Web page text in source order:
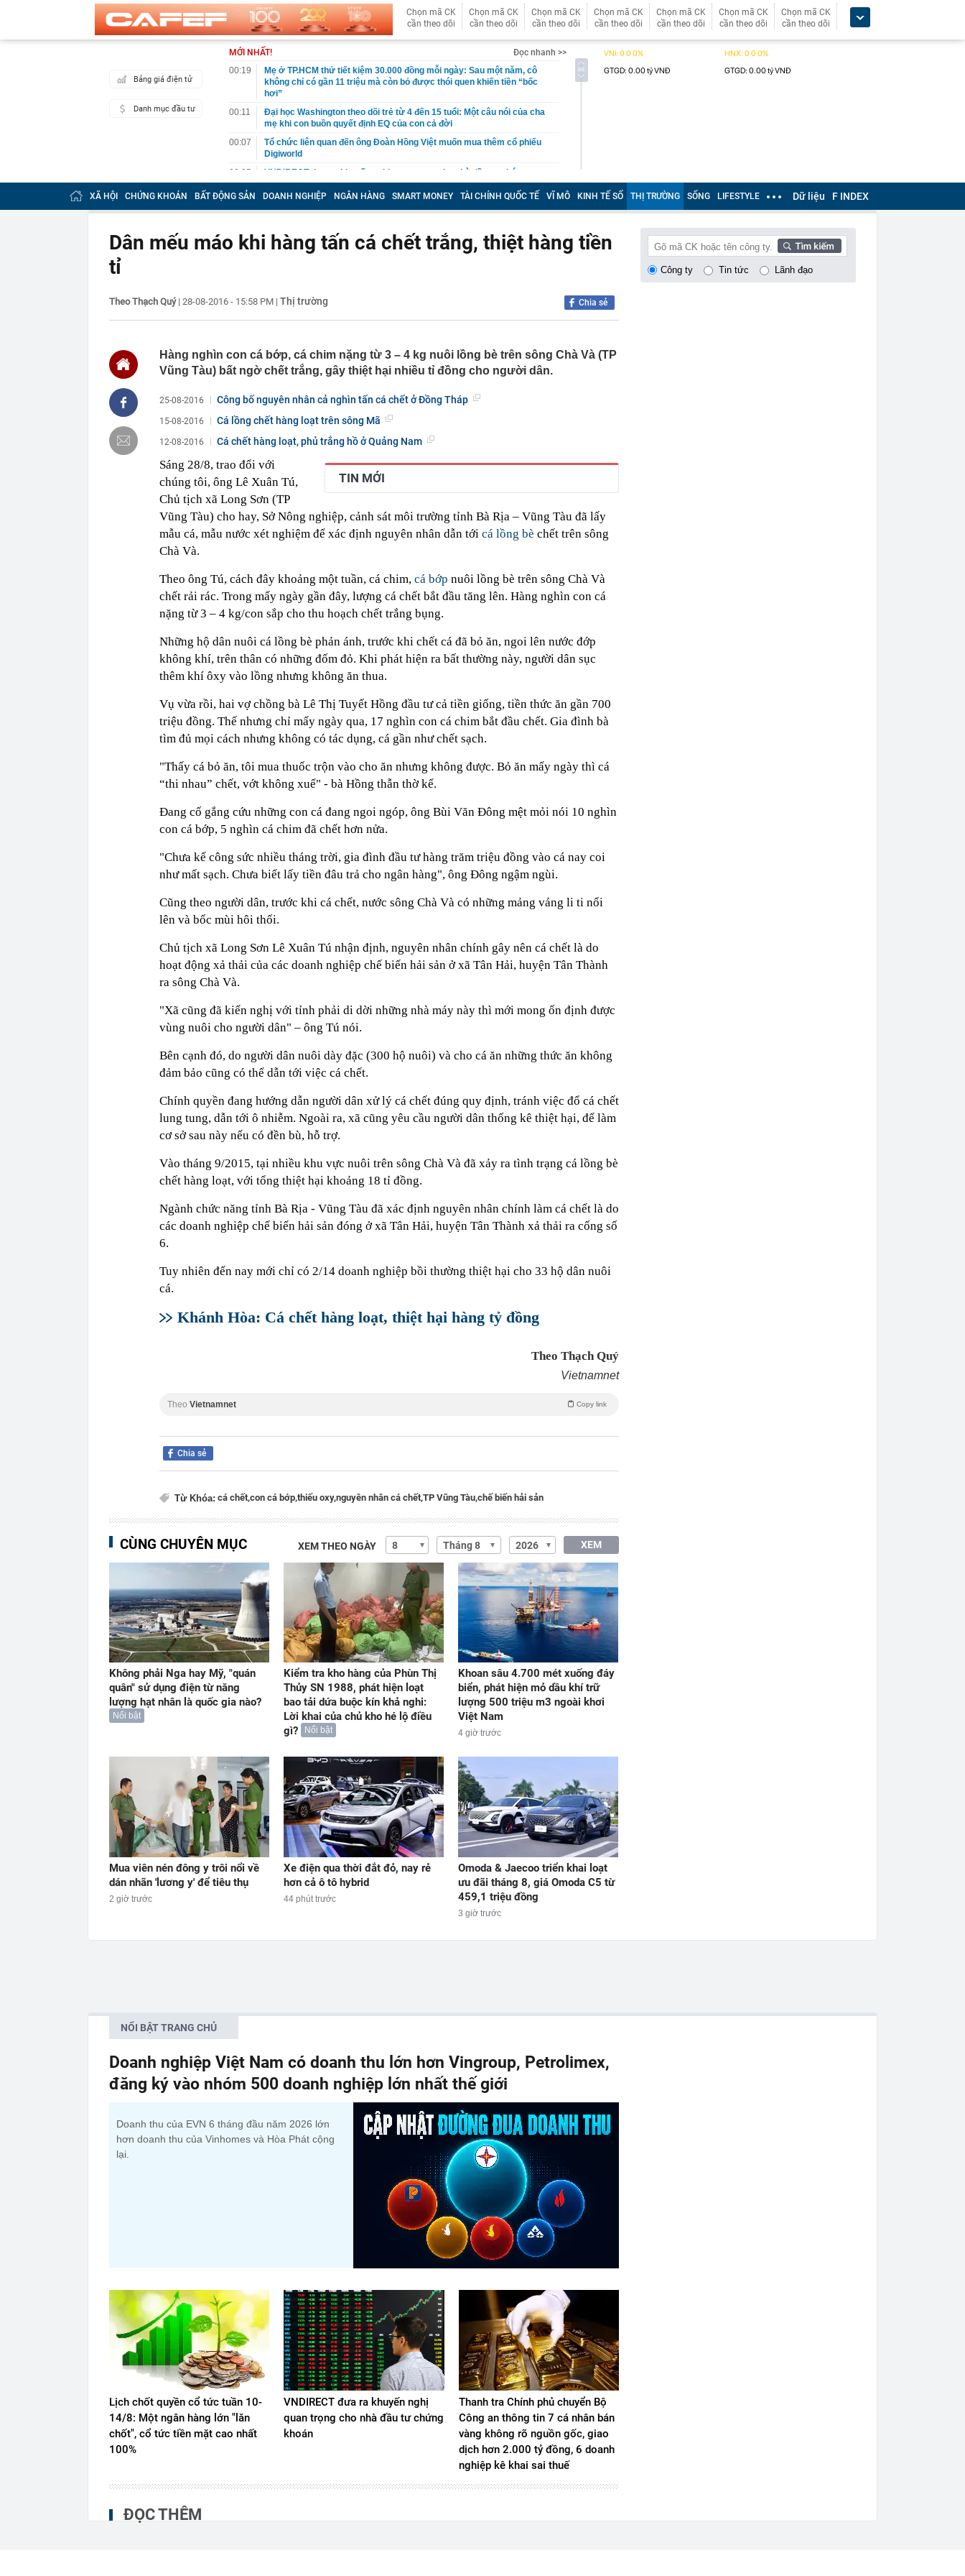
Chọn mã CK
cần theo dõi
Chọn mã CK
cần theo dõi
Chọn mã CK
cần theo dõi
Chọn mã CK
cần theo dõi
Chọn mã CK
cần theo dõi
Chọn mã CK
cần theo dõi
Chọn mã CK
cần theo dõi
Bảng giá điện tử
Danh mục đầu tư
MỚI NHẤT!
Đọc nhanh >>
00:19
Mẹ ở TP.HCM thử tiết kiệm 30.000 đồng mỗi ngày: Sau một năm, cô
không chỉ có gần 11 triệu mà còn bỏ được thói quen khiến tiền “bốc
hơi”
00:11
Đại học Washington theo dõi trẻ từ 4 đến 15 tuổi: Một câu nói của cha
mẹ khi con buồn quyết định EQ của con cả đời
00:07
Tổ chức liên quan đến ông Đoàn Hồng Việt muốn mua thêm cổ phiếu
Digiworld
00:05
VNDIRECT đưa ra khuyến nghị quan trọng cho nhà đầu tư chứng
khoán
Doanh nghiệp Việt Nam có doanh thu lớn hơn Vingroup, Petrolimex,
đăng ký vào nhóm 500 doanh nghiệp lớn nhất thế giới
00:03
Lịch chốt quyền cổ tức tuần 10-14/8: Một ngân hàng lớn "lăn chốt", cổ
tức tiền mặt cao nhất 100%
Công an xác minh giao dịch chuyển khoản 35 triệu đồng tới tài khoản
người phụ nữ SN 1984, thanh niên SN 2000 được mời tới làm việc
Ai sắp đi Thái Lan chú ý: Từ 16/10, sân bay có thể mở vali để kiểm tra
ngay cả khi hành khách không có mặt
23:25
4 vật vào nhà báo hiệu phong thủy rất tốt
23:18
Hoa hậu đẹp nhất nhì Việt Nam và vợ hơn 4 tuổi của Bình Minh "dính
Chất lỏng đen liên tục trồi lên từ nền nhà, gia chủ gọi người kiểm tra rồi
cả khu phố phải sơ tán
23:01
Nam diễn viên 700 tỷ giờ bán cà phê ở phường Hoà Hưng (TP.HCM),
vừa mở quán liền "vỡ trận"
22:59
Bật điều hòa ngủ, người phụ nữ sốt cao liên tục, phổi tổn thương hơn
22:48
Danh tính tên trộm bánh xe ô tô ở khu đô thị Hà Nội
22:42
Cảnh báo các ứng dụng Android có thể âm thầm theo dõi vị trí người
dùng
XÃ HỘI CHỨNG KHOÁN BẤT ĐỘNG SẢN DOANH NGHIỆP NGÂN HÀNG SMART MONEY TÀI CHÍNH QUỐC TẾ VĨ MÔ KINH TẾ SỐ THỊ TRƯỜNG SỐNG LIFESTYLE Dữ liệu F INDEX
Dân mếu máo khi hàng tấn cá chết trắng, thiệt hàng tiền
tỉ
Theo Thạch Quý| 28-08-2016 - 15:58 PM | Thị trường Chia sẻ
Hàng nghìn con cá bớp, cá chim nặng từ 3 – 4 kg nuôi lồng bè trên sông Chà Và (TP
Vũng Tàu) bất ngờ chết trắng, gây thiệt hại nhiều tỉ đồng cho người dân.
25-08-2016 Công bố nguyên nhân cả nghìn tấn cá chết ở Đồng Tháp
15-08-2016 Cá lồng chết hàng loạt trên sông Mã
12-08-2016 Cá chết hàng loạt, phủ trắng hồ ở Quảng Nam
TIN MỚI
Sáng 28/8, trao đổi với
chúng tôi, ông Lê Xuân Tú,
Chủ tịch xã Long Sơn (TP
Vũng Tàu) cho hay, Sở Nông nghiệp, cảnh sát môi trường tỉnh Bà Rịa – Vũng Tàu đã lấy
mẫu cá, mẫu nước xét nghiệm để xác định nguyên nhân dẫn tới cá lồng bè chết trên sông
Chà Và.
Theo ông Tú, cách đây khoảng một tuần, cá chim, cá bớp nuôi lồng bè trên sông Chà Và
chết rải rác. Trong mấy ngày gần đây, lượng cá chết bắt đầu tăng lên. Hàng nghìn con cá
nặng từ 3 – 4 kg/con sắp cho thu hoạch chết trắng bụng.
Những hộ dân nuôi cá lồng bè phản ánh, trước khi chết cá đã bỏ ăn, ngoi lên nước đớp
không khí, trên thân có những đốm đỏ. Khi phát hiện ra bất thường này, người dân sục
thêm khí ôxy vào lồng nhưng không ăn thua.
Vụ vừa rồi, hai vợ chồng bà Lê Thị Tuyết Hồng đầu tư cả tiền giống, tiền thức ăn gần 700
triệu đồng. Thế nhưng chỉ mấy ngày qua, 17 nghìn con cá chim bắt đầu chết. Gia đình bà
tìm đủ mọi cách nhưng không có tác dụng, cá gần như chết sạch.
"Thấy cá bỏ ăn, tôi mua thuốc trộn vào cho ăn nhưng không được. Bỏ ăn mấy ngày thì cá
“thi nhau” chết, vớt không xuể" - bà Hồng thẫn thờ kể.
Đang cố gắng cứu những con cá đang ngoi ngóp, ông Bùi Văn Đông mệt mỏi nói 10 nghìn
con cá bớp, 5 nghìn cá chim đã chết hơn nửa.
"Chưa kể công sức nhiều tháng trời, gia đình đầu tư hàng trăm triệu đồng vào cá nay coi
như mất sạch. Chưa biết lấy tiền đâu trả cho ngân hàng", ông Đông ngậm ngùi.
Cũng theo người dân, trước khi cá chết, nước sông Chà Và có những mảng váng li ti nổi
lên và bốc mùi hôi thối.
Chủ tịch xã Long Sơn Lê Xuân Tú nhận định, nguyên nhân chính gây nên cá chết là do
hoạt động xả thải của các doanh nghiệp chế biến hải sản ở xã Tân Hải, huyện Tân Thành
ra sông Chà Và.
"Xã cũng đã kiến nghị với tỉnh phải di dời những nhà máy này thì mới mong ổn định được
vùng nuôi cho người dân" – ông Tú nói.
Bên cạnh đó, do người dân nuôi dày đặc (300 hộ nuôi) và cho cá ăn những thức ăn không
đảm bảo cũng có thể dẫn tới việc cá chết.
Chính quyền đang hướng dẫn người dân xử lý cá chết đúng quy định, tránh việc đổ cá chết
lung tung, dẫn tới ô nhiễm. Ngoài ra, xã cũng yêu cầu người dân thống kê thiệt hại, để làm
cơ sở sau này nếu có đền bù, hỗ trợ.
Vào tháng 9/2015, tại nhiều khu vực nuôi trên sông Chà Và đã xảy ra tình trạng cá lồng bè
chết hàng loạt, với tổng thiệt hại khoảng 18 tỉ đồng.
Ngành chức năng tỉnh Bà Rịa - Vũng Tàu đã xác định nguyên nhân chính làm cá chết là do
các doanh nghiệp chế biến hải sản đóng ở xã Tân Hải, huyện Tân Thành xả thải ra cống số
6.
Tuy nhiên đến nay mới chỉ có 2/14 doanh nghiệp bồi thường thiệt hại cho 33 hộ dân nuôi
cá.
Khánh Hòa: Cá chết hàng loạt, thiệt hại hàng tỷ đồng
Theo Thạch Quý
Vietnamnet
Theo Vietnamnet Copy link
Chia sẻ
Từ Khóa: cá chết,con cá bớp,thiếu oxy,nguyên nhân cá chết,TP Vũng Tàu,chế biến hải sản
CÙNG CHUYÊN MỤC XEM THEO NGÀY XEM
Không phải Nga hay Mỹ, "quán
quân" sử dụng điện từ năng
lượng hạt nhân là quốc gia nào?
Nổi bật
Kiểm tra kho hàng của Phùn Thị
Thủy SN 1988, phát hiện loạt
bao tải dứa buộc kín khả nghi:
Lời khai của chủ kho hé lộ điều
gì?
Nổi bật
Khoan sâu 4.700 mét xuống đáy
biển, phát hiện mỏ dầu khí trữ
lượng 500 triệu m3 ngoài khơi
Việt Nam
4 giờ trước
Mua viên nén đông y trôi nổi về
dán nhãn 'lương y' để tiêu thụ
2 giờ trước
Xe điện qua thời đắt đỏ, nay rẻ
hơn cả ô tô hybrid
44 phút trước
Omoda & Jaecoo triển khai loạt
ưu đãi tháng 8, giá Omoda C5 từ
459,1 triệu đồng
3 giờ trước
Công ty Tin tức Lãnh đạo
NỔI BẬT TRANG CHỦ
Doanh nghiệp Việt Nam có doanh thu lớn hơn Vingroup, Petrolimex,
đăng ký vào nhóm 500 doanh nghiệp lớn nhất thế giới
Doanh thu của EVN 6 tháng đầu năm 2026 lớn
hơn doanh thu của Vinhomes và Hòa Phát cộng
lại.
Lịch chốt quyền cổ tức tuần 10-
14/8: Một ngân hàng lớn "lăn
chốt", cổ tức tiền mặt cao nhất
100%
VNDIRECT đưa ra khuyến nghị
quan trọng cho nhà đầu tư chứng
khoán
Thanh tra Chính phủ chuyển Bộ
Công an thông tin 7 cá nhân bán
vàng không rõ nguồn gốc, giao
dịch hơn 2.000 tỷ đồng, 6 doanh
nghiệp kê khai sai thuế
ĐỌC THÊM